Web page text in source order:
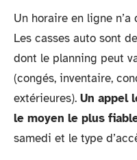
Un horaire en ligne n’a
Les casses auto sont
dont le planning peut
(congés, inventaire,
extérieures). Un appel
le moyen le plus
samedi et le type